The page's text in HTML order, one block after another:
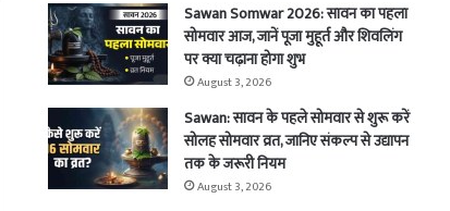
Sawan Somwar 2026: सावन का पहला
सोमवार आज, जानें पूजा मुहूर्त और शिवलिंग
पर क्या चढ़ाना होगा शुभ
August 3, 2026
Sawan: सावन के पहले सोमवार से शुरू करें
सोलह सोमवार व्रत, जानिए संकल्प से उद्यापन
तक के जरूरी नियम
August 3, 2026